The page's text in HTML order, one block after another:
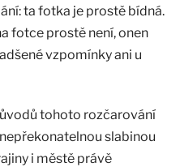
ta fotka je prostě bídná.
fotce prostě není, onen
vzpomínky ani u
tohoto rozčarování
slabinou
i městě právě